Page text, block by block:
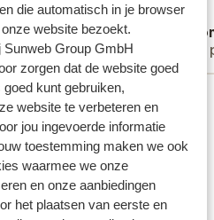
die automatisch in je browser
website bezoekt.
Sunweb Group GmbH
zorgen dat de website goed
kunt gebruiken,
website te verbeteren en
jou ingevoerde informatie
toestemming maken we ook
waarmee we onze
en onze aanbiedingen
het plaatsen van eerste en
en bijna
Helemaal
je moest
doen! Gangen
waren
en pipi van
4x per dag
redders pas
woensdag
er op
4 ervaringen